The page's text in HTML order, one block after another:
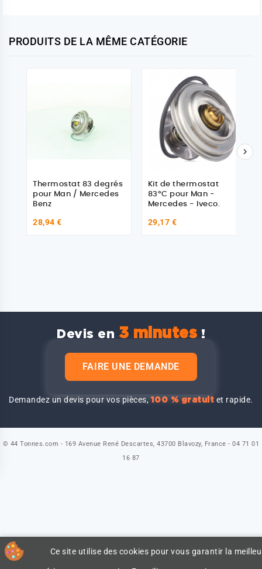
PRODUITS DE LA MÊME CATÉGORIE
Thermostat 83 degrés
pour Man / Mercedes
Benz
28,94 €
Kit de thermostat
83°C pour Man -
Mercedes - Iveco.
29,17 €

Devis en 3 minutes !
FAIRE UNE DEMANDE
Demandez un devis pour vos pièces,100 % gratuit et rapide.
Ce site utilise des cookies pour vous garantir la
© 44 Tonnes.com - 169 Avenue René Descartes, 43700 Blavozy, France - 04 71 01
16 87